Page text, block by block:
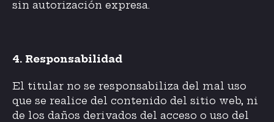
sin autorización expresa.
4. Responsabilidad
El titular no se responsabiliza del mal uso
que se realice del contenido del sitio web, ni
de los daños derivados del acceso o uso del